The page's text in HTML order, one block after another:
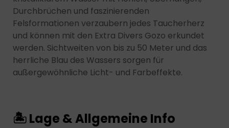
Durchbrüchen und faszinierenden
Felsformationen verzaubern jedes Taucherherz
und können mit den Extra Divers Gozo erkundet
werden. Sichtweiten von bis zu 50 Meter und das
herrliche Blau des Wassers sorgen für
außergewöhnliche Licht- und Farbeffekte.
🏝 Lage & Allgemeine Info